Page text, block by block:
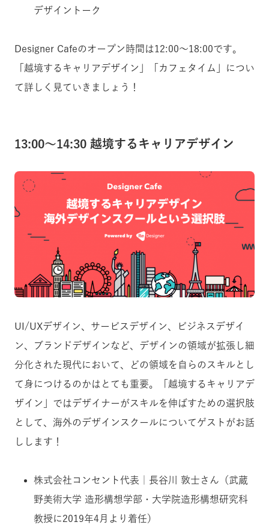
デザイントーク
Designer Cafeのオープン時間は12:00〜18:00です。
「越境するキャリアデザイン」「カフェタイム」につい
て詳しく見ていきましょう！
13:00〜14:30 越境するキャリアデザイン
UI/UXデザイン、サービスデザイン、ビジネスデザイ
ン、ブランドデザインなど、デザインの領域が拡張し細
分化された現代において、どの領域を自らのスキルとし
て身につけるのかはとても重要。「越境するキャリアデ
ザイン」ではデザイナーがスキルを伸ばすための選択肢
として、海外のデザインスクールについてゲストがお話
しします！
株式会社コンセント代表｜長谷川 敦士さん（武蔵
野美術大学 造形構想学部・大学院造形構想研究科
教授に2019年4月より着任）